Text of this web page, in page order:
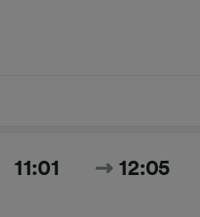
11:01 12:05